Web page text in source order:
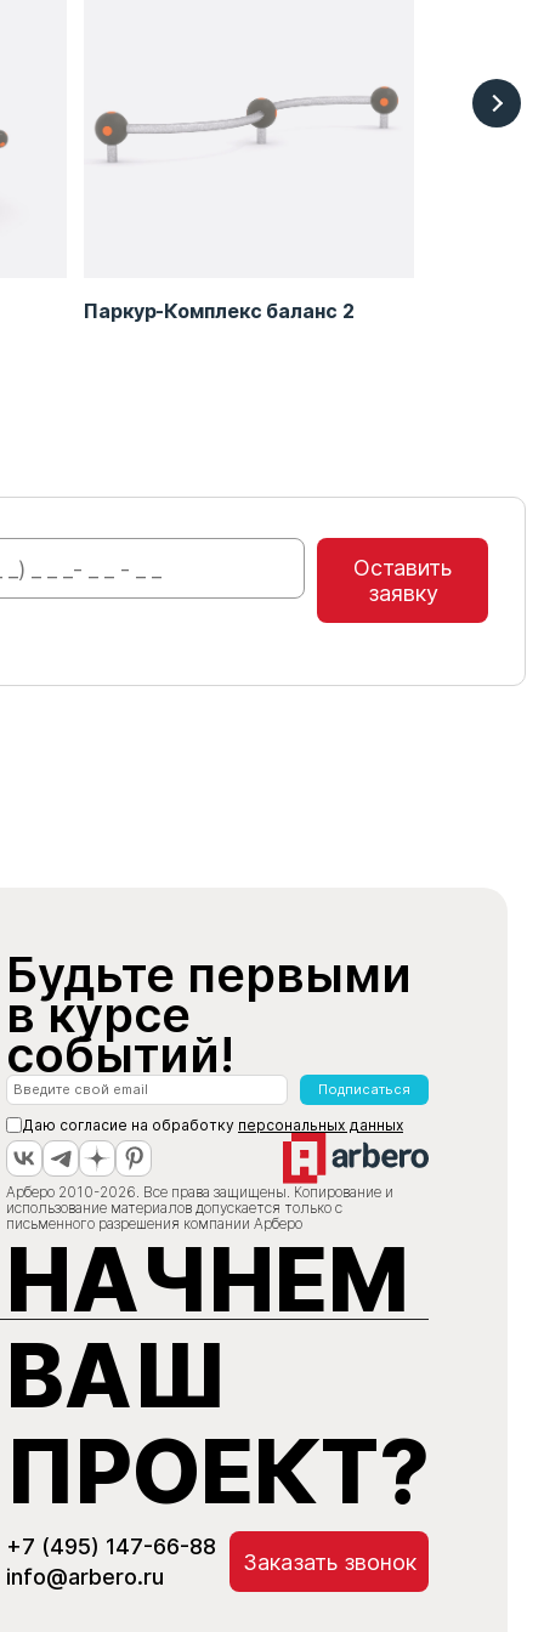
Паркур-Комплекс баланс 2
Оставить
заявку
Будьте первыми
в курсе
событий!
Подписаться
Даю согласие на обработку персональных данных
Арберо 2010-2026. Все права защищены. Копирование и
использование материалов допускается только с
письменного разрешения компании Арберо
НАЧНЕМ
ВАШ
ПРОЕКТ?
+7 (495) 147-66-88
info@arbero.ru
Заказать звонок